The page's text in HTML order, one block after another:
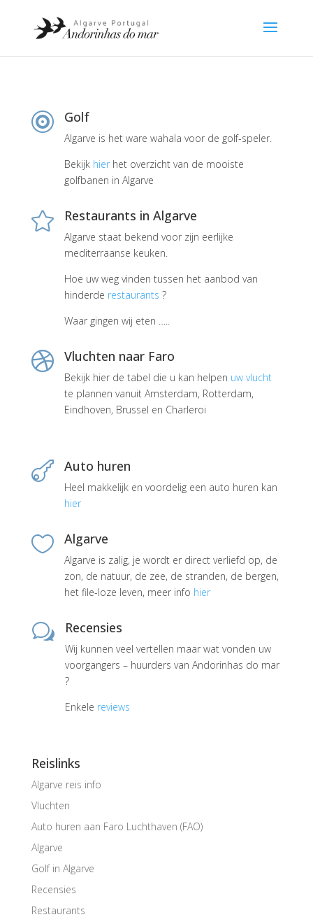
 Golf
Algarve is het ware wahala voor de golf-speler.
Bekijk hierhet overzicht van de mooiste
golfbanen in Algarve
 Restaurants in Algarve
Algarve staat bekend voor zijn eerlijke
mediterraanse keuken.
Hoe uw weg vinden tussen het aanbod van
hinderde restaurants ?
Waar gingen wij eten …..
 Vluchten naar Faro
Bekijk hier de tabel die u kan helpen uw vlucht
te plannen vanuit Amsterdam, Rotterdam,
Eindhoven, Brussel en Charleroi
 Auto huren
Heel makkelijk en voordelig een auto huren kan
hier
 Algarve
Algarve is zalig, je wordt er direct verliefd op, de
zon, de natuur, de zee, de stranden, de bergen,
het file-loze leven, meer info hier
w Recensies
Wij kunnen veel vertellen maar wat vonden uw
voorgangers – huurders van Andorinhas do mar
?
Enkele reviews
Reislinks
Algarve reis info
Vluchten
Auto huren aan Faro Luchthaven (FAO)
Algarve
Golf in Algarve
Recensies
Restaurants